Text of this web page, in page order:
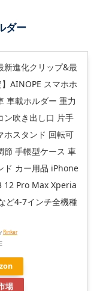
ダー
新進化クリップ&最
AINOPE スマホホ
車載ホルダー 重力
ン吹き出し口 片手
ホスタンド 回転可
節 手帳型ケース 車
ド カー用品 iPhone
12 Pro Max Xperia
ど4-7インチ全機種
Rinker
場